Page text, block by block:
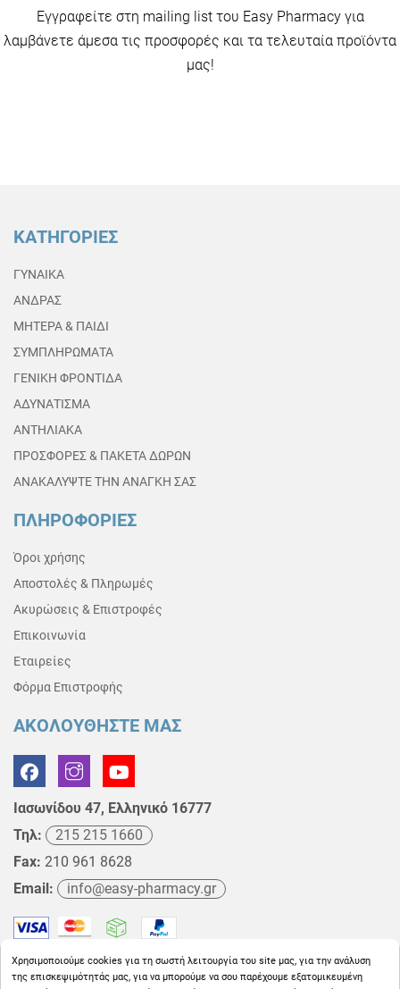
Εγγραφείτε στη mailing list του Easy Pharmacy για
λαμβάνετε άμεσα τις προσφορές και τα τελευταία προϊόντα
μας!
ΚΑΤΗΓΟΡΙΕΣ
ΓΥΝΑΙΚΑ
ΑΝΔΡΑΣ
ΜΗΤΕΡΑ & ΠΑΙΔΙ
ΣΥΜΠΛΗΡΩΜΑΤΑ
ΓΕΝΙΚΗ ΦΡΟΝΤΙΔΑ
ΑΔΥΝΑΤΙΣΜΑ
ΑΝΤΗΛΙΑΚΑ
ΠΡΟΣΦΟΡΕΣ & ΠΑΚΕΤΑ ΔΩΡΩΝ
ΑΝΑΚΑΛΥΨΤΕ ΤΗΝ ΑΝΑΓΚΗ ΣΑΣ
ΠΛΗΡΟΦΟΡΙΕΣ
Όροι χρήσης
Αποστολές & Πληρωμές
Ακυρώσεις & Επιστροφές
Επικοινωνία
Εταιρείες
Φόρμα Επιστροφής
ΑΚΟΛΟΥΘΗΣΤΕ ΜΑΣ
Ιασωνίδου 47, Ελληνικό 16777
Τηλ:
215 215 1660
Fax: 210 961 8628
Email:
info@easy-pharmacy.gr
Χρησιμοποιούμε cookies για τη σωστή λειτουργία του site μας, για την ανάλυση
της επισκεψιμότητάς μας, για να μπορούμε να σου παρέχουμε εξατομικευμένη